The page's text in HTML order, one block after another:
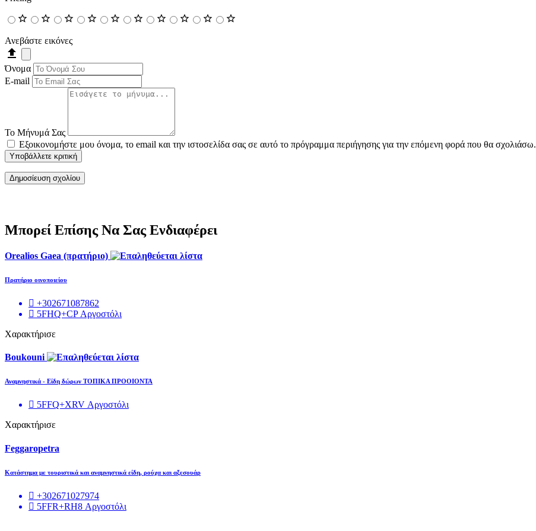
Ανεβάστε εικόνες
Όνομα
E-mail
Το Μήνυμά Σας
Εξοικονομήστε μου όνομα, το email και την ιστοσελίδα σας σε αυτό το πρόγραμμα περιήγησης για την επόμενη φορά που θα σχολιάσω.
Υποβάλλετε κριτική
Μπορεί Επίσης Να Σας Ενδιαφέρει
Orealios Gaea (πρατήριο)
Πρατήριο οινοποιείου
+302671087862
5FHQ+CP Αργοστόλι
Χαρακτήρισε
Boukouni
Αναμνηστικά - Είδη δώρων ΤΟΠΙΚΑ ΠΡΟΟΙΟΝΤΑ
5FFQ+XRV Αργοστόλι
Χαρακτήρισε
Feggaropetra
Kατάστημα με τουριστικά και αναμνηστικά είδη, ρούχα και αξεσουάρ
+302671027974
5FFR+RH8 Αργοστόλι